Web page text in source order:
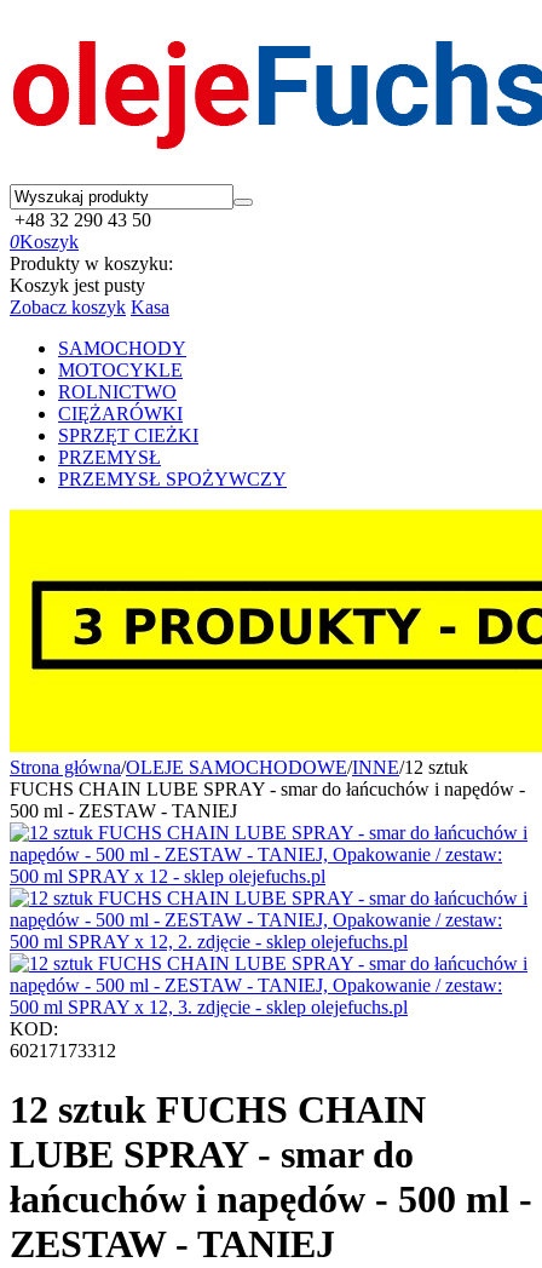
+48 32 290 43 50
0Koszyk
Produkty w koszyku:
Koszyk jest pusty
Zobacz koszyk Kasa
SAMOCHODY
MOTOCYKLE
ROLNICTWO
CIĘŻARÓWKI
SPRZĘT CIEŻKI
PRZEMYSŁ
PRZEMYSŁ SPOŻYWCZY
Strona główna/OLEJE SAMOCHODOWE/INNE/12 sztuk
FUCHS CHAIN LUBE SPRAY - smar do łańcuchów i napędów -
500 ml - ZESTAW - TANIEJ
KOD:
60217173312
12 sztuk FUCHS CHAIN
LUBE SPRAY - smar do
łańcuchów i napędów - 500 ml -
ZESTAW - TANIEJ